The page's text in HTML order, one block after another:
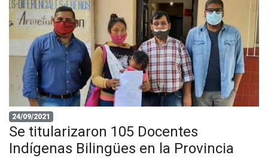
24/09/2021
Se titularizaron 105 Docentes
Indígenas Bilingües en la Provincia